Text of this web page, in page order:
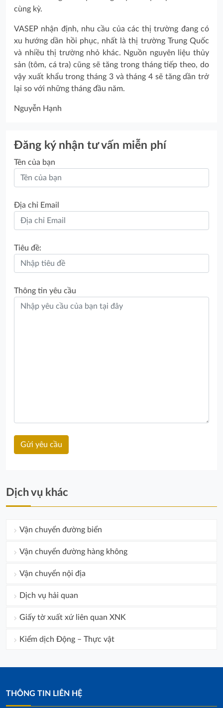
cùng kỳ.
VASEP nhận định, nhu cầu của các thị trường đang có
xu hướng dần hồi phục, nhất là thị trường Trung Quốc
và nhiều thị trường nhỏ khác. Nguồn nguyên liệu thủy
sản (tôm, cá tra) cũng sẽ tăng trong tháng tiếp theo, do
vậy xuất khẩu trong tháng 3 và tháng 4 sẽ tăng dần trở
lại so với những tháng đầu năm.
Nguyễn Hạnh
Đăng ký nhận tư vấn miễn phí
Tên của bạn
Địa chỉ Email
Tiêu đề:
Thông tin yêu cầu
Dịch vụ khác
Vận chuyển đường biển
Vận chuyển đường hàng không
Vận chuyển nội địa
Dịch vụ hải quan
Giấy tờ xuất xứ liên quan XNK
Kiểm dịch Động – Thực vật
THÔNG TIN LIÊN HỆ